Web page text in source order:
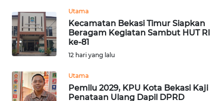
Utama
Kecamatan Bekasi Timur Siapkan
Beragam Kegiatan Sambut HUT RI
ke-81
12 hari yang lalu
Utama
Pemilu 2029, KPU Kota Bekasi Kaji
Penataan Ulang Dapil DPRD
WN
KALTIM
WN
WN
GORONTALO